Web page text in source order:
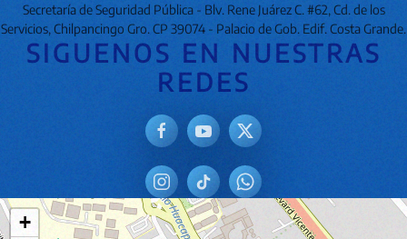
Secretaría de Seguridad Pública - Blv. Rene Juárez C. #62, Cd. de los
Servicios, Chilpancingo Gro. CP 39074 - Palacio de Gob. Edif. Costa Grande.
SIGUENOS EN NUESTRAS
REDES
+